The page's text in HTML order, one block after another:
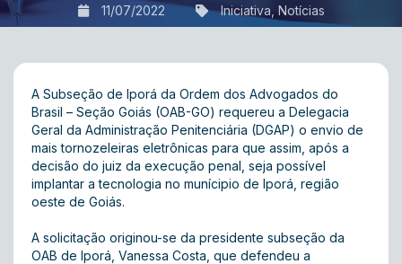
11/07/2022 Iniciativa Notícias
A Subseção de Iporá da Ordem dos Advogados do
Brasil – Seção Goiás (OAB-GO) requereu a Delegacia
Geral da Administração Penitenciária (DGAP) o envio de
mais tornozeleiras eletrônicas para que assim, após a
decisão do juiz da execução penal, seja possível
implantar a tecnologia no munícipio de Iporá, região
oeste de Goiás.
A solicitação originou-se da presidente subseção da
OAB de Iporá, Vanessa Costa, que defendeu a